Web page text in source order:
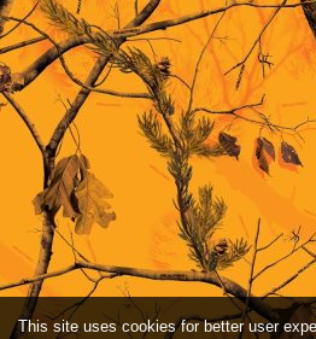
This site uses cookies for better user